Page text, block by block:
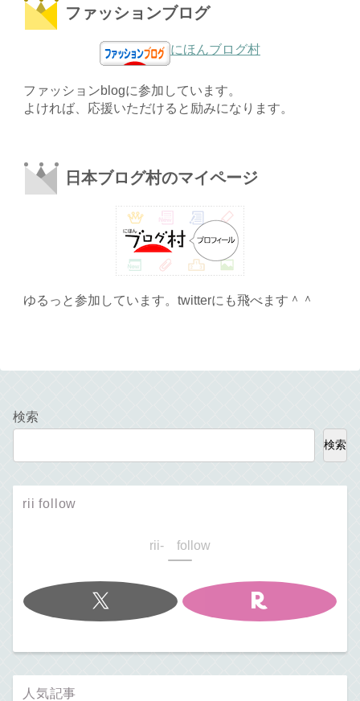
ファッションブログ
にほんブログ村
ファッションblogに参加しています。
よければ、応援いただけると励みになります。
日本ブログ村のマイページ
ゆるっと参加しています。twitterにも飛べます＾＾
検索
検索
rii follow
rii- follow
人気記事